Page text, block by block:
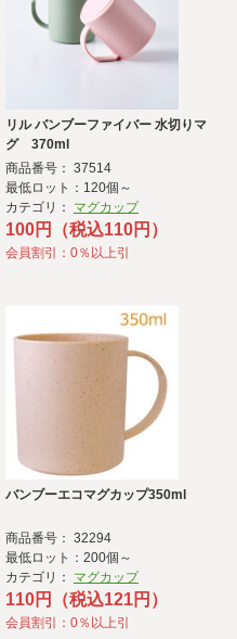
リル バンブーファイバー 水切りマ
グ 370ml
商品番号： 37514
最低ロット：120個～
カテゴリ： マグカップ
100円（税込110円）
会員割引：0％以上引
バンブーエコマグカップ350ml
商品番号： 32294
最低ロット：200個～
カテゴリ： マグカップ
110円（税込121円）
会員割引：0％以上引